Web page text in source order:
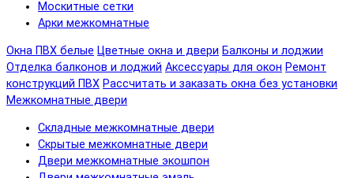
Москитные сетки
Арки межкомнатные
Окна ПВХ белые Цветные окна и двери Балконы и лоджии
Отделка балконов и лоджий Аксессуары для окон Ремонт
конструкций ПВХ Рассчитать и заказать окна без установки
Межкомнатные двери
Складные межкомнатные двери
Скрытые межкомнатные двери
Двери межкомнатные экошпон